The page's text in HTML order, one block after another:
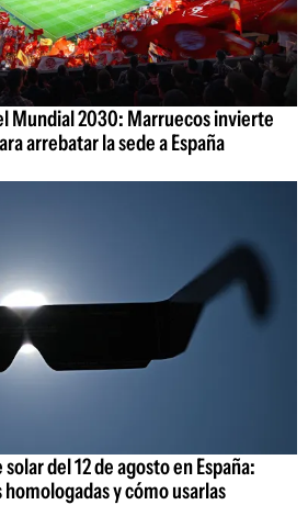
Mundial 2030: Marruecos invierte
arrebatar la sede a España
del 12 de agosto en España:
y cómo usarlas